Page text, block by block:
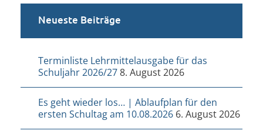
Neueste Beiträge
Terminliste Lehrmittelausgabe für das
Schuljahr 2026/278. August 2026
Es geht wieder los… | Ablaufplan für den
ersten Schultag am 10.08.2026 6. August 2026